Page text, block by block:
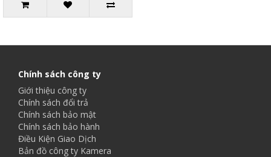
Chính sách công ty
Giới thiệu công ty
Chính sách đổi trả
Chính sách bảo mật
Chính sách bảo hành
Điều Kiện Giao Dịch
Bản đồ công ty Kamera